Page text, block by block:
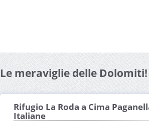
Le meraviglie delle Dolomiti!
Rifugio La Roda a Cima
Italiane